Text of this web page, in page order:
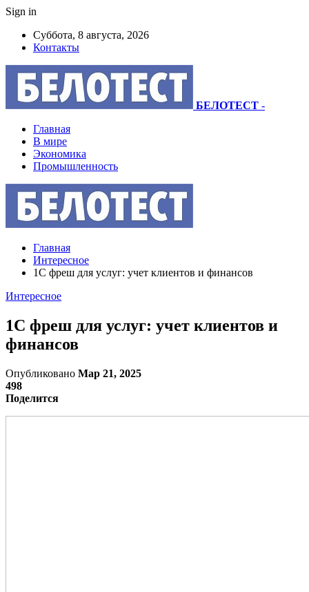
Sign in
Суббота, 8 августа, 2026
Контакты
БЕЛОТЕСТ -
Главная
В мире
Экономика
Промышленность
Главная
Интересное
1С фреш для услуг: учет клиентов и финансов
Интересное
1С фреш для услуг: учет клиентов и
финансов
Опубликовано Мар 21, 2025
498
Поделится